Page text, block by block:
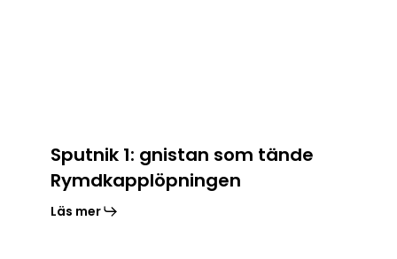
Sputnik 1: gnistan som tände
Rymdkapplöpningen
Läs mer